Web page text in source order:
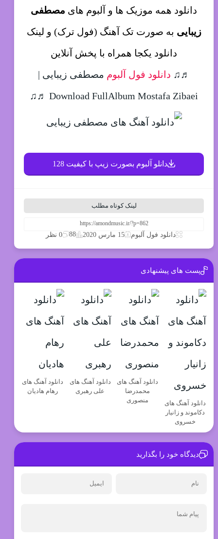
دانلود همه موزیک ها و آلبوم های مصطفی
زیبایی به صورت تک آهنگ (فول ترک) و لینک
دانلود یکجا همراه با پخش آنلاین
♬♫ دانلود فول آلبوم مصطفی زیبایی |
Download FullAlbum Mostafa Zibaei ♬♫
دانلو آلبوم بصورت زیپ با کیفیت 128
لینک کوتاه مطلب
دانلود فول آلبوم 15 مارس 2020 88 0 نظر
پست های پیشنهادی
دانلود آهنگ های
دکاموند و زانیار
خسروی
دانلود آهنگ های
محمدرضا
منصوری
دانلود آهنگ های
علی رهبری
دانلود آهنگ های
رهام هادیان
دیدگاه خود را بگذارید